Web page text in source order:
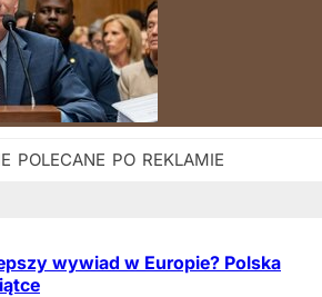
wywiad w Europie? Polska